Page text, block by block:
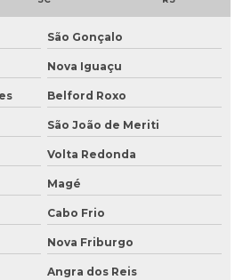
água
São Gonçalo
Nova Iguaçu
Belford Roxo
São João de Meriti
Volta Redonda
Magé
Cabo Frio
Nova Friburgo
Angra dos Reis